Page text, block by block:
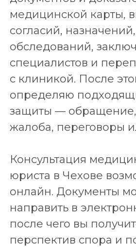
медицинской карты,
согласий, назначений,
обследований,
специалистов и
с клиникой. После
определяю
защиты — обращение,
жалоба, переговоры
Консультация
юриста в Чехове
онлайн. Документы
направить в
после чего вы
перспектив спора и